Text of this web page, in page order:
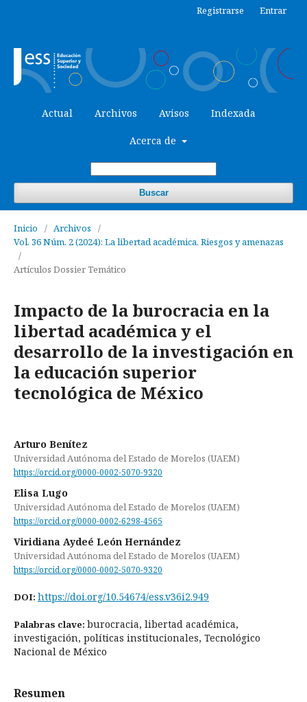
Actual Archivos Avisos Indexada
Acerca de
Buscar
Registrarse Entrar
Inicio / Archivos
/
Vol. 36 Núm. 2 (2024): La libertad académica. Riesgos y amenazas
/
Artículos Dossier Temático
Impacto de la burocracia en la
libertad académica y el
desarrollo de la investigación en
la educación superior
tecnológica de México
Arturo Benítez
Universidad Autónoma del Estado de Morelos (UAEM)
https://orcid.org/0000-0002-5070-9320
Elisa Lugo
Universidad Autónoma del Estado de Morelos (UAEM)
https://orcid.org/0000-0002-6298-4565
Viridiana Aydeé León Hernández
Universidad Autónoma del Estado de Morelos (UAEM)
https://orcid.org/0000-0002-5070-9320
DOI: https://doi.org/10.54674/ess.v36i2.949
Palabras clave: burocracia, libertad académica,
investigación, políticas institucionales, Tecnológico
Nacional de México
Resumen